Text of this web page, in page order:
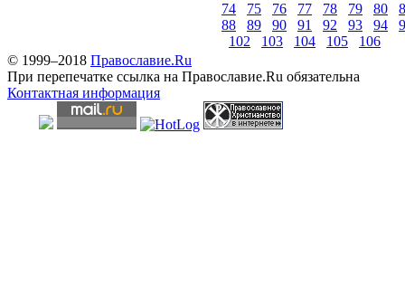
74
75 76 77 78 79 80
88
89 90 91 92 93 94
102
103 104 105
106
© 1999–2018 Православие.Ru
При перепечатке ссылка на Православие.Ru обязательна
Контактная информация